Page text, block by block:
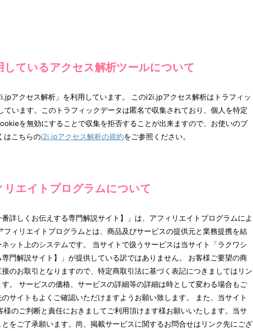
しているアクセス解析ツールについて
アクセス解析」を利用しています。 このi2i.jpアクセス解析はトラフィッ
います。このトラフィックデータは匿名で収集されており、個人を特定
を無効にすることで収集を拒否することが出来ますので、お使いのブ
はこちらのi2i.jpアクセス解析の規約をご参照ください。
リエイトプログラムについて
詳しくお伝えする専門解説サイト】」は、アフィリエイトプログラムによ
フィリエイトプログラムとは、商品及びサービスの提供元と業務提携を結
ット上のシステムです。 当サイトで扱うサービスは当サイト「ラクワシ
門解説サイト】」が提供している訳ではありません。 お客様ご要望の商
のお取引となりますので、特定商取引法に基づく表記につきましてはリン
。 サービスの価格、サービスの詳細等の詳細は時として変わる場合もご
サイトもよくご確認いただけますようお願い致します。 また、当サイト
のご判断と責任におきましてご利用頂けます様お願いいたします。当サ
をご了承願います。尚、掲載サービスに関するお問合せはリンク先にござ